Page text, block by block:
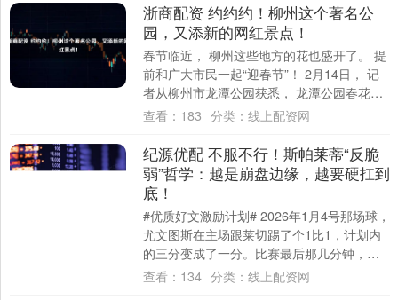
浙商配资 约约约！柳州这个著名公
园，又添新的网红景点！
春节临近， 柳州这些地方的花也盛开了。 提
前和广大市民一起“迎春节”！ 2月14日， 记
者从柳州市龙潭公园获悉， 龙潭公园春花岛
的李花已进入盛花期， 缀满洁白花....
查看： 183 分类： 线上配资网
纪源优配 不服不行！斯帕莱蒂“反脆
弱”哲学：越是崩盘边缘，越要硬扛到
底！
#优质好文激励计划# 2026年1月4号那场球，
尤文图斯在主场跟莱切踢了个1比1，计划内
的三分变成了一分。比赛最后那几分钟，球
场里的空气估计都快凝固了，球迷们从....
查看： 134 分类： 线上配资网